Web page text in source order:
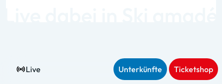
Live Unterkünfte Ticketshop